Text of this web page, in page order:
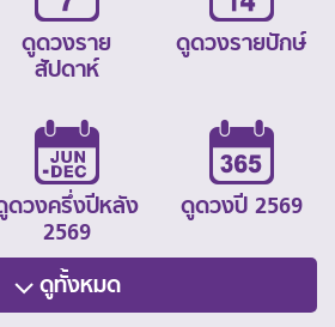
ดูดวงราย
สัปดาห์
ดูดวงรายปักษ์
ดวงครึ่งปีหลัง
2569
ดูดวงปี 2569
ดูทั้งหมด